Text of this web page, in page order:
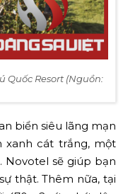
kiến trúc sư nổi
nước Úc xinh